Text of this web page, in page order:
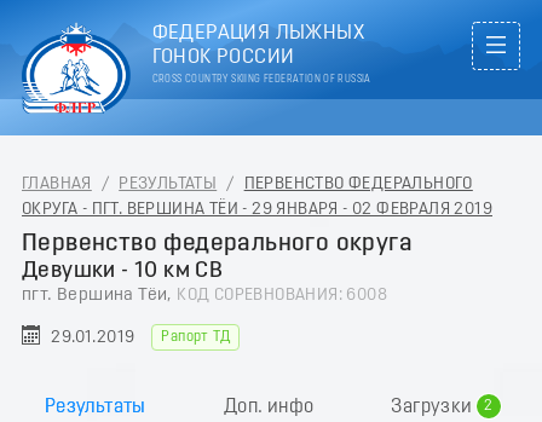
ФЕДЕРАЦИЯ ЛЫЖНЫХ
ГОНОК РОССИИ
CROSS COUNTRY SKIING FEDERATION OF RUSSIA
ГЛАВНАЯ / РЕЗУЛЬТАТЫ /
ПЕРВЕНСТВО ФЕДЕРАЛЬНОГО
ОКРУГА - ПГТ. ВЕРШИНА ТЁИ - 29 ЯНВАРЯ - 02 ФЕВРАЛЯ 2019
Первенство федерального округа
Девушки - 10 км СВ
пгт. Вершина Тёи, КОД СОРЕВНОВАНИЯ: 6008
29.01.2019 Рапорт ТД
Результаты Доп. инфо Загрузки
2